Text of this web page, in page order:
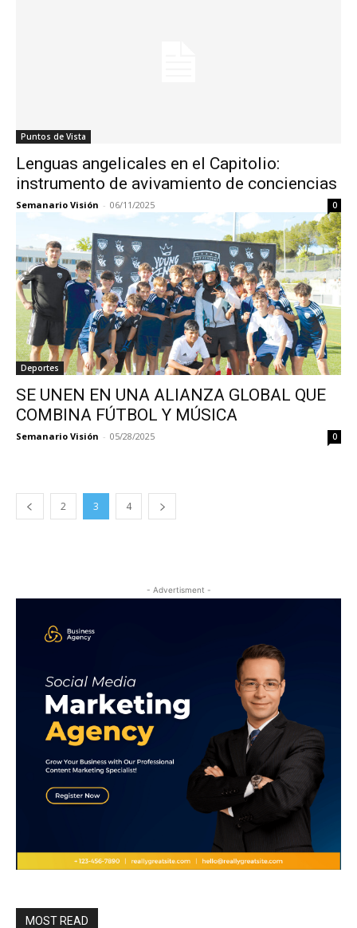
Puntos de Vista
Lenguas angelicales en el Capitolio:
instrumento de avivamiento de conciencias
Semanario Visión - 06/11/2025 0
Deportes
SE UNEN EN UNA ALIANZA GLOBAL QUE
COMBINA FÚTBOL Y MÚSICA
Semanario Visión - 05/28/2025 0
2 3 4
- Advertisment -
MOST READ